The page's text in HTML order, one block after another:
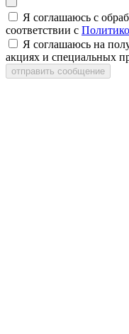
Я соглашаюсь с
соответствии с
Я соглашаюсь на
акциях и специальных
отправить сообщение